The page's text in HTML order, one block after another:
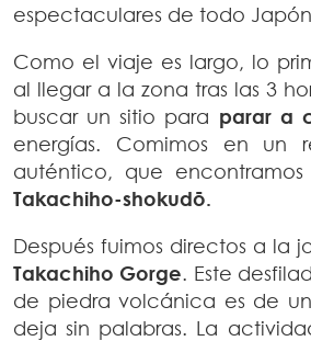
espectaculares de todo
Como el viaje es largo, lo
al llegar a la zona tras las 3
buscar un sitio para parar a
energías. Comimos en un
auténtico, que
Takachiho-shokudō.
Después fuimos directos a la
Takachiho Gorge. Este
de piedra volcánica es de
deja sin palabras. La